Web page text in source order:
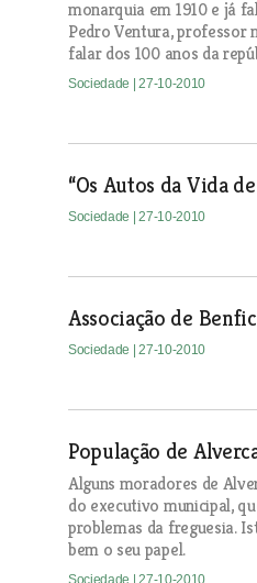
monarquia em 1910 e já
Pedro Ventura, professor
falar dos 100 anos da
Sociedade | 27-10-2010
“Os Autos da Vida
Sociedade | 27-10-2010
Associação de
Sociedade | 27-10-2010
População de
Alguns moradores de
do executivo municipal,
problemas da freguesia.
bem o seu papel.
Sociedade | 27-10-2010